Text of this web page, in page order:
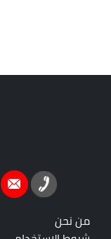
من نحن